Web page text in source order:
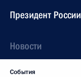
Президент России
Новости
События